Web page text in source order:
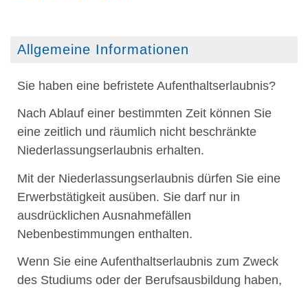
Allgemeine Informationen
Sie haben eine befristete Aufenthaltserlaubnis?
Nach Ablauf einer bestimmten Zeit können Sie
eine zeitlich und räumlich nicht beschränkte
Niederlassungserlaubnis erhalten.
Mit der Niederlassungserlaubnis dürfen Sie eine
Erwerbstätigkeit ausüben. Sie darf nur in
ausdrücklichen Ausnahmefällen
Nebenbestimmungen enthalten.
Wenn Sie eine Aufenthaltserlaubnis zum Zweck
des Studiums oder der Berufsausbildung haben,